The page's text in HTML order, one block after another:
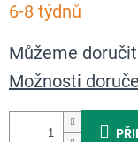
cena:
6-8 týdnů
Můžeme
Možnosti